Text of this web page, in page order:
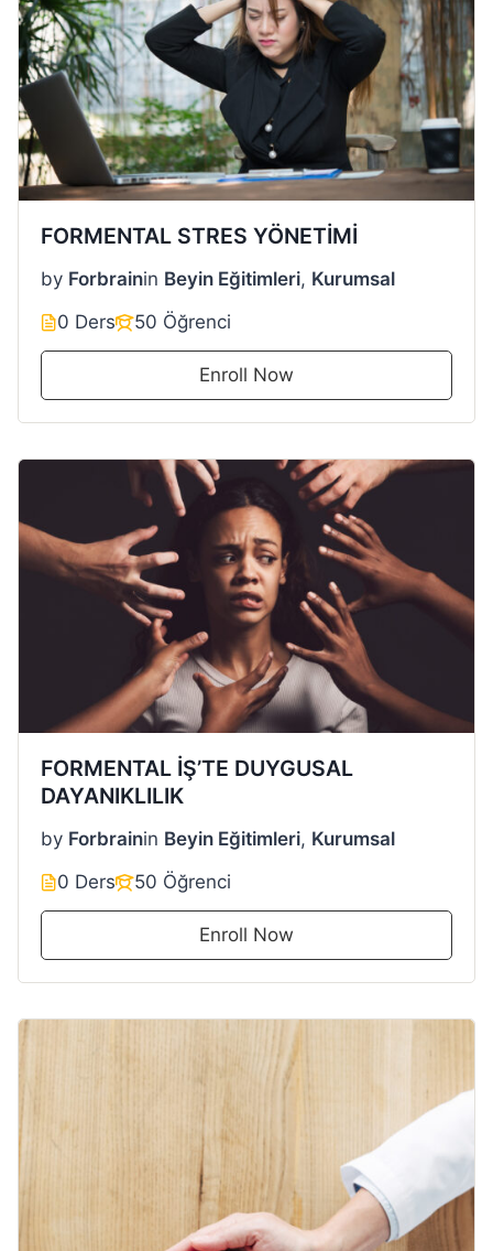
FORMENTAL STRES YÖNETİMİ
by Forbrainin Beyin Eğitimleri, Kurumsal
0 Ders
50 Öğrenci
Enroll Now
FORMENTAL İŞ’TE DUYGUSAL
DAYANIKLILIK
by Forbrainin Beyin Eğitimleri, Kurumsal
0 Ders
50 Öğrenci
Enroll Now